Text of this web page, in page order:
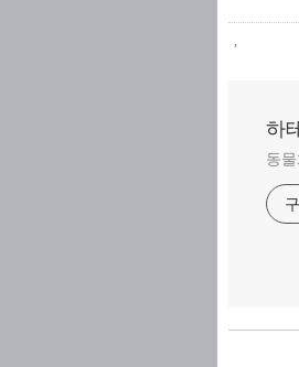
,
하
동